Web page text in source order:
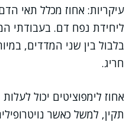
עיקריות: אחוז מכלל תאי
ליחידת נפח דם. בעבודתי
בלבול בין שני המדדים,
חריג.
אחוז לימפוציטים יכול
תקין, למשל כאשר